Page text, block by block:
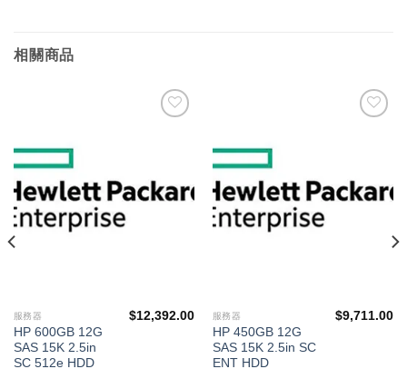
相關商品
服務器
HP 600GB 12G
SAS 15K 2.5in
SC 512e HDD
$12,392.00 服務器
HP 450GB 12G
SAS 15K 2.5in SC
ENT HDD
$9,711.00